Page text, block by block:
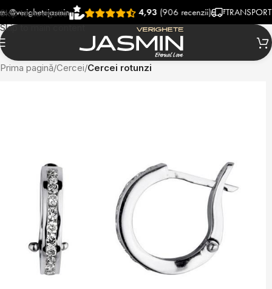
Skip to navigation
Skip to main content
4,93(906 recenzii) TRANSPORT
Prima pagină Cercei Cercei rotunzi